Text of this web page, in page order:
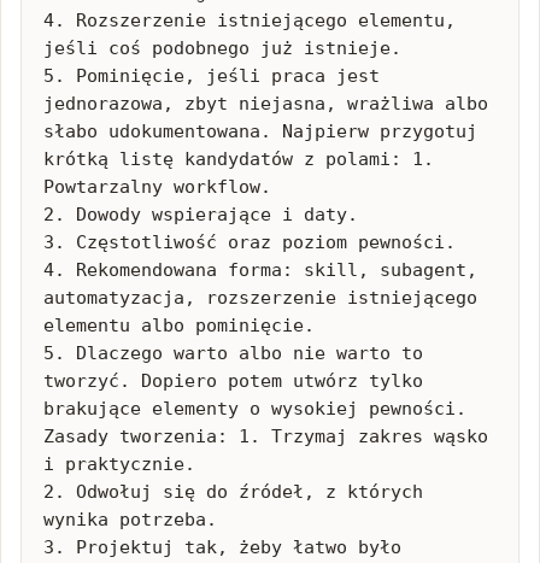
4. Rozszerzenie istniejącego elementu,
jeśli coś podobnego już istnieje.
5. Pominięcie, jeśli praca jest
jednorazowa, zbyt niejasna, wrażliwa albo
słabo udokumentowana. Najpierw przygotuj
krótką listę kandydatów z polami: 1.
Powtarzalny workflow.
2. Dowody wspierające i daty.
3. Częstotliwość oraz poziom pewności.
4. Rekomendowana forma: skill, subagent,
automatyzacja, rozszerzenie istniejącego
elementu albo pominięcie.
5. Dlaczego warto albo nie warto to
tworzyć. Dopiero potem utwórz tylko
brakujące elementy o wysokiej pewności.
Zasady tworzenia: 1. Trzymaj zakres wąsko
i praktycznie.
2. Odwołuj się do źródeł, z których
wynika potrzeba.
3. Projektuj tak, żeby łatwo było